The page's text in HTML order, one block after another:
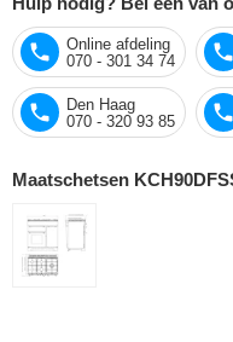
Online afdeling
070 - 301 34 74
Den Haag
070 - 320 93 85
Maatschetsen